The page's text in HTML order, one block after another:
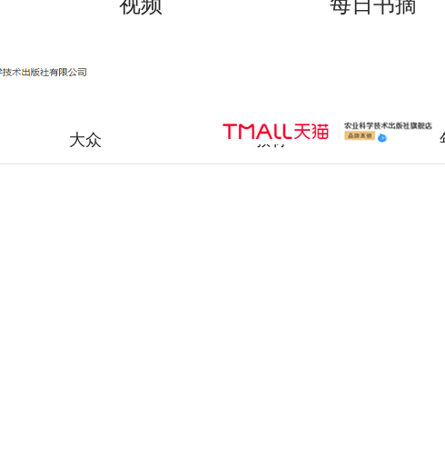
大众 教材